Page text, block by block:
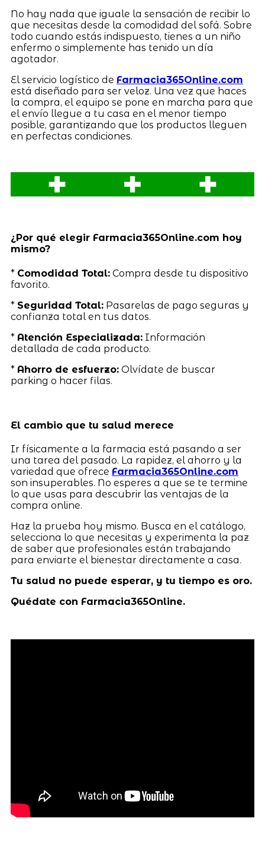
No hay nada que iguale la sensación de recibir lo
que necesitas desde la comodidad del sofá. Sobre
todo cuando estás indispuesto, tienes a un niño
enfermo o simplemente has tenido un día
agotador.
El servicio logístico de Farmacia365Online.com
está diseñado para ser veloz. Una vez que haces
la compra, el equipo se pone en marcha para que
el envío llegue a tu casa en el menor tiempo
posible, garantizando que los productos lleguen
en perfectas condiciones.
¿Por qué elegir Farmacia365Online.com hoy
mismo?
* Comodidad Total:Compra desde tu dispositivo
favorito.
* Seguridad Total:Pasarelas de pago seguras y
confianza total en tus datos.
* Atención Especializada:Información
detallada de cada producto.
* Ahorro de esfuerzo:Olvídate de buscar
parking o hacer filas.
El cambio que tu salud merece
Ir físicamente a la farmacia está pasando a ser
una tarea del pasado. La rapidez, el ahorro y la
variedad que ofrece Farmacia365Online.com
son insuperables. No esperes a que se te termine
lo que usas para descubrir las ventajas de la
compra online.
Haz la prueba hoy mismo. Busca en el catálogo,
selecciona lo que necesitas y experimenta la paz
de saber que profesionales están trabajando
para enviarte el bienestar directamente a casa.
Tu salud no puede esperar, y tu tiempo es oro.
Quédate con Farmacia365Online.